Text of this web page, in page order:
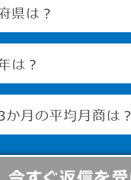
県は？
は？
か月の平均月商は？